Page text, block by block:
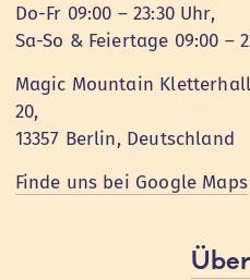
Do-Fr 09:00 – 23:30 Uhr,
Sa-So & Feiertage 09:00 –
Magic Mountain
20,
13357 Berlin, Deutschland
Finde uns bei Google Maps